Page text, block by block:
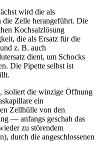
wird die als
die Zelle herangeführt. Die
Kochsalzlösung
die als Ersatz für die
z. B. auch
dient, um Schocks
Die Pipette selbst ist
isoliert die winzige Öffnung
ein
Zellhülle von den
— anfangs geschah das
zu störendem
durch die angeschlossenen